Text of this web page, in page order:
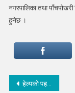
नगरपालिका तथा
हुनेछ ।
Post
हेल्पको पहलमा थाङपाल भ्याली र यु –३२ विद्यालय अमेरिका बिच भगिनी सम्बन्ध विस्तार